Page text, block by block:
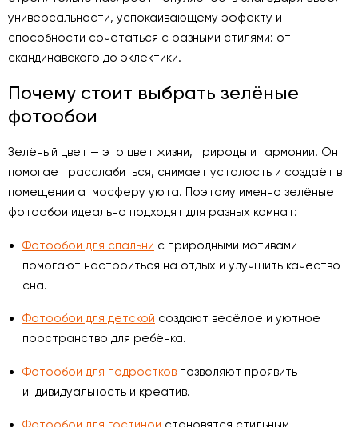
универсальности, успокаивающему эффекту и
способности сочетаться с разными стилями: от
скандинавского до эклектики.
Почему стоит выбрать зелёные
фотообои
Зелёный цвет — это цвет жизни, природы и гармонии. Он
помогает расслабиться, снимает усталость и создаёт в
помещении атмосферу уюта. Поэтому именно зелёные
фотообои идеально подходят для разных комнат:
Фотообои для спальни с природными мотивами
помогают настроиться на отдых и улучшить качество
сна.
Фотообои для детской создают весёлое и уютное
пространство для ребёнка.
Фотообои для подростков позволяют проявить
индивидуальность и креатив.